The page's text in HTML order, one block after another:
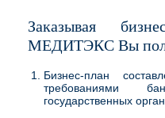
Заказывая
МЕДИТЭКС Вы
Бизнес-план
требованиями
государственных